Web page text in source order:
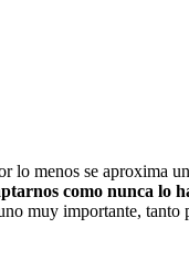
menos se aproxima
como nunca lo
muy importante, tanto